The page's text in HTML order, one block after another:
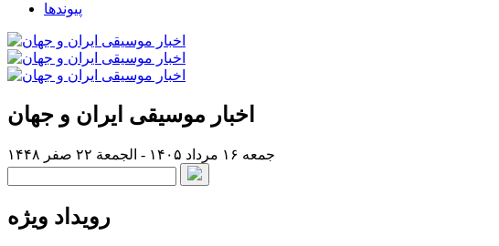
پیوندها
اخبار موسیقی ایران و جهان
جمعه ۱۶ مرداد ۱۴۰۵ - الجمعة ۲۲ صفر ۱۴۴۸
رویداد ویژه